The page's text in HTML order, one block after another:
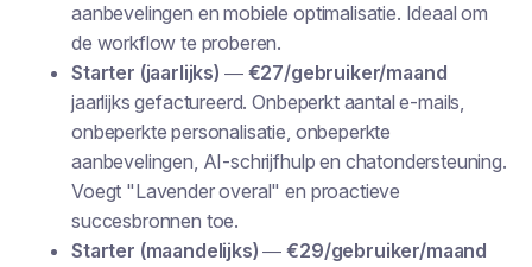
aanbevelingen en mobiele optimalisatie. Ideaal om
de workflow te proberen.
Starter (jaarlijks) — €27/gebruiker/maand
jaarlijks gefactureerd. Onbeperkt aantal e-mails,
onbeperkte personalisatie, onbeperkte
aanbevelingen, AI-schrijfhulp en chatondersteuning.
Voegt "Lavender overal" en proactieve
succesbronnen toe.
Starter (maandelijks) —€29/gebruiker/maand